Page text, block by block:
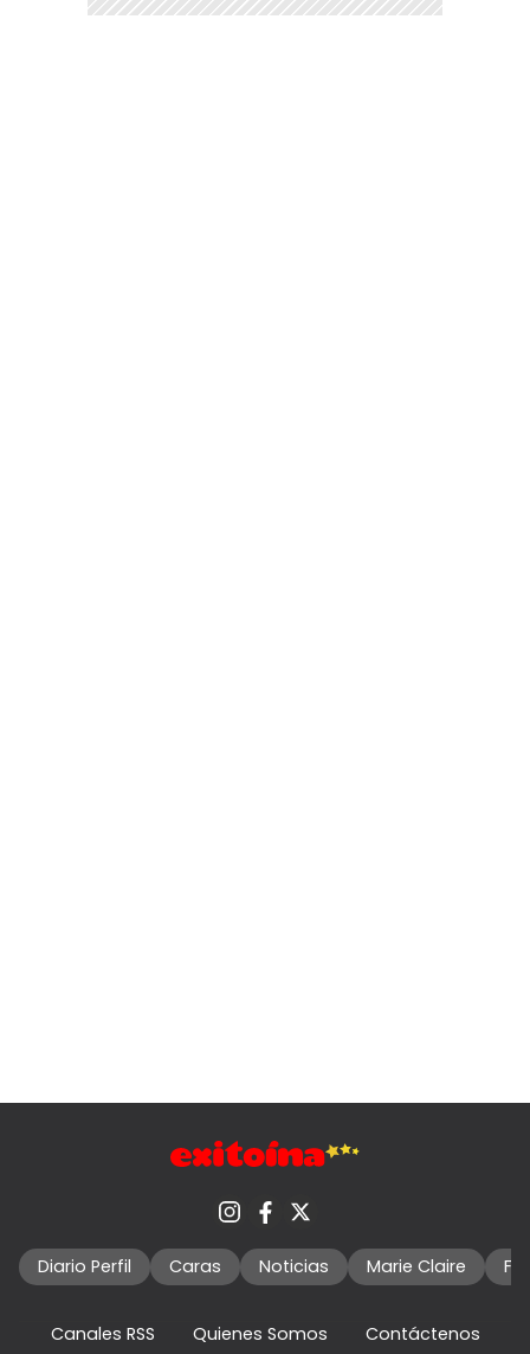
Diario Perfil Caras Noticias Marie Claire
Canales RSS Quienes Somos Contáctenos